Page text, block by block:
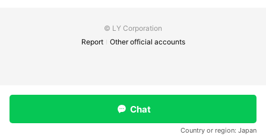
© LY Corporation
Report
Other official accounts
Chat
Country or region: Japan